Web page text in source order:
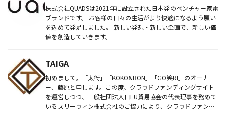
株式会社QUADSは2021年に設立された日本発のベンチャー家電
ブランドです。 お客様の日々の生活がより快適になるよう願い
を込めて発足しました。 新しい発想・新しい企画で、新しい価
値を創造していきます。
TAIGA
初めまして。「太衙」「KOKO&BON」「GO笑RI」のオーナ
ー、藤原と申します。この度、クラウドファンディングサイト
を運営しつつ、一般社団法人日EU貿易協会の代表理事を務めて
いるスリーウィン株式会社のご協力により、クラウドファンデ